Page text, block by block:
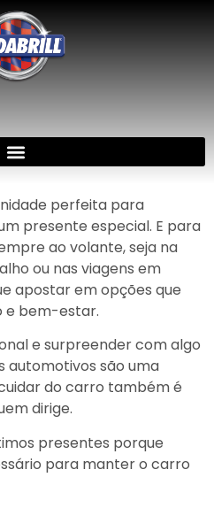
perfeita para
presente especial. E para
ao volante, seja na
ou nas viagens em
apostar em opções que
e bem-estar.
e surpreender com algo
automotivos são uma
do carro também é
dirige.
presentes porque
para manter o carro